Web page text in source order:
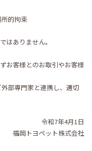
的拘束
はありません。
お客様とのお取引やお客様
部専門家と連携し、適切
令和7年4月1日
福岡トヨペット株式会社